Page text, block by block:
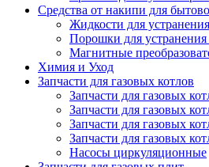
Средства от накипи для
Жидкости для
Порошки для
Магнитные
Химия и Уход
Запчасти для газовых котлов
Запчасти для газовых
Запчасти для газовых
Запчасти для газовых
Запчасти для газовых
Насосы циркуляционные